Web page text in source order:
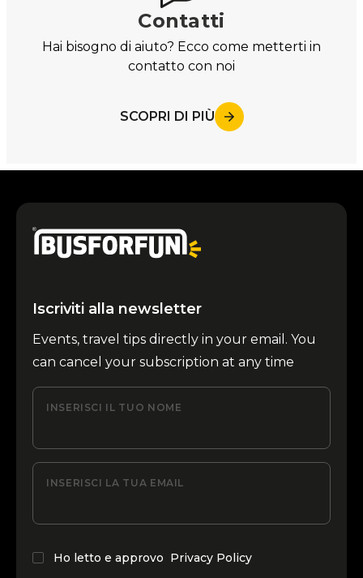
Contatti
Hai bisogno di aiuto? Ecco come metterti in
contatto con noi
SCOPRI DI PIÙ
Iscriviti alla newsletter
Events, travel tips directly in your email. You
can cancel your subscription at any time
INSERISCI IL TUO NOME
INSERISCI LA TUA EMAIL
Ho letto e approvo Privacy Policy